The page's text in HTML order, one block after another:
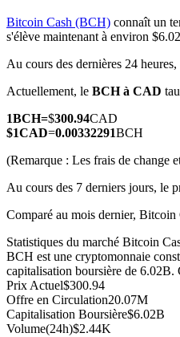
Futures COIN-M
Contrats à terme sur
Bitcoin Cash (BCH) connaît un
s'élève maintenant à environ
Au cours des dernières 24
Actuellement, le BCH à CAD
1BCH=$300.94CAD
$1CAD=0.00332291BCH
(Remarque : Les frais de change
Au cours des 7 derniers jours, le
Comparé au mois dernier,
Statistiques du marché Bitcoin
BCH est une cryptomonnaie
capitalisation boursière de
Prix Actuel$300.94
Offre en Circulation20.07M
Capitalisation Boursière$6.02B
Volume(24h)$2.44K